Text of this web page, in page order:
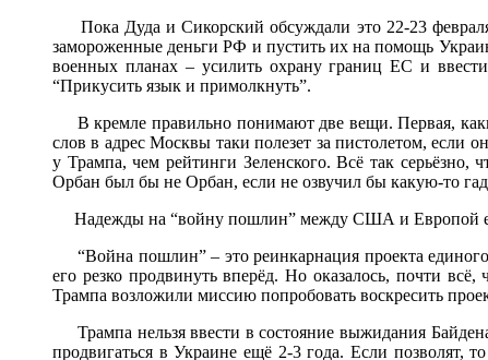
Пока Дуда и Сикорский обсуждали это 22-23
замороженные деньги РФ и пустить их на помощь
военных планах – усилить охрану границ ЕС и
“Прикусить язык и примолкнуть”.
В кремле правильно понимают две вещи. Первая,
слов в адрес Москвы таки полезет за пистолетом, если
у Трампа, чем рейтинги Зеленского. Всё так серьёзно,
Орбан был бы не Орбан, если не озвучил бы какую-то
Надежды на “войну пошлин” между США и Европой
“Война пошлин” – это реинкарнация проекта единого
его резко продвинуть вперёд. Но оказалось, почти
Трампа возложили миссию попробовать воскресить
Трампа нельзя ввести в состояние выжидания
продвигаться в Украине ещё 2-3 года. Если позволят,